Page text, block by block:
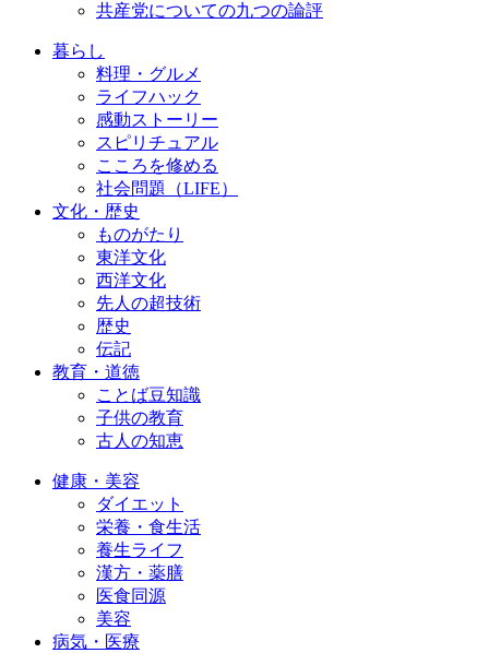
共産党についての九つの論評
暮らし
料理・グルメ
ライフハック
感動ストーリー
スピリチュアル
こころを修める
社会問題（LIFE）
文化・歴史
ものがたり
東洋文化
西洋文化
先人の超技術
歴史
伝記
教育・道徳
ことば豆知識
子供の教育
古人の知恵
健康・美容
ダイエット
栄養・食生活
養生ライフ
漢方・薬膳
医食同源
美容
病気・医療